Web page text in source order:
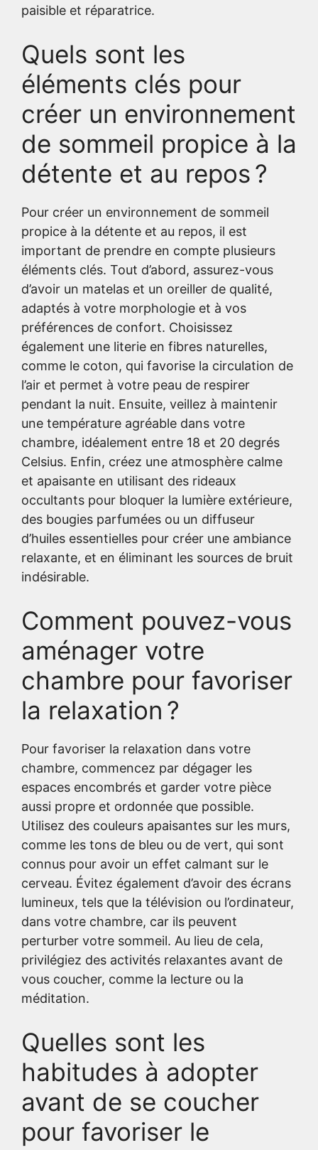
paisible et réparatrice.
Quels sont les
éléments clés pour
créer un environnement
de sommeil propice à la
détente et au repos ?
Pour créer un environnement de sommeil
propice à la détente et au repos, il est
important de prendre en compte plusieurs
éléments clés. Tout d’abord, assurez-vous
d’avoir un matelas et un oreiller de qualité,
adaptés à votre morphologie et à vos
préférences de confort. Choisissez
également une literie en fibres naturelles,
comme le coton, qui favorise la circulation de
l’air et permet à votre peau de respirer
pendant la nuit. Ensuite, veillez à maintenir
une température agréable dans votre
chambre, idéalement entre 18 et 20 degrés
Celsius. Enfin, créez une atmosphère calme
et apaisante en utilisant des rideaux
occultants pour bloquer la lumière extérieure,
des bougies parfumées ou un diffuseur
d’huiles essentielles pour créer une ambiance
relaxante, et en éliminant les sources de bruit
indésirable.
Comment pouvez-vous
aménager votre
chambre pour favoriser
la relaxation ?
Pour favoriser la relaxation dans votre
chambre, commencez par dégager les
espaces encombrés et garder votre pièce
aussi propre et ordonnée que possible.
Utilisez des couleurs apaisantes sur les murs,
comme les tons de bleu ou de vert, qui sont
connus pour avoir un effet calmant sur le
cerveau. Évitez également d’avoir des écrans
lumineux, tels que la télévision ou l’ordinateur,
dans votre chambre, car ils peuvent
perturber votre sommeil. Au lieu de cela,
privilégiez des activités relaxantes avant de
vous coucher, comme la lecture ou la
méditation.
Quelles sont les
habitudes à adopter
avant de se coucher
pour favoriser le